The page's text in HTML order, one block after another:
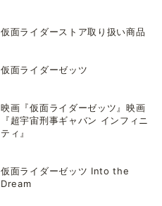
仮面ライダーストア取り扱い商品
仮面ライダーゼッツ
映画『仮面ライダーゼッツ』映画
『超宇宙刑事ギャバン インフィニ
ティ』
仮面ライダーゼッツ Into the
Dream